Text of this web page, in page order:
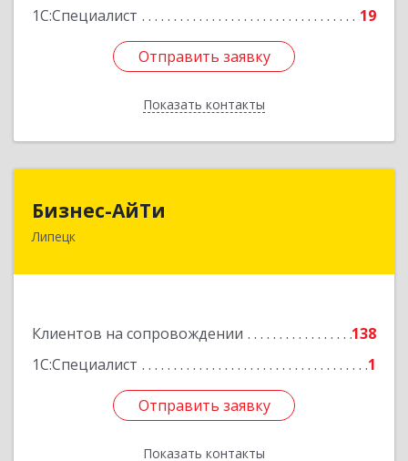
1С:Специалист
19
Отправить заявку
Показать контакты
Отправить заявку
Назад
Бизнес-АйТи
Липецк
Клиентов на сопровождении
138
1С:Специалист
1
Отправить заявку
Показать контакты
398008, Липецкая обл, Липецк г, 50 лет НЛМК
Отправить заявку
Назад